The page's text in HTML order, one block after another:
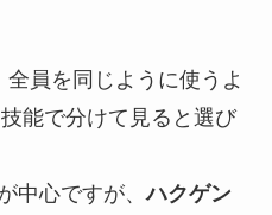
員を同じように使うよ
能で分けて見ると選び
中心ですが、ハクゲン